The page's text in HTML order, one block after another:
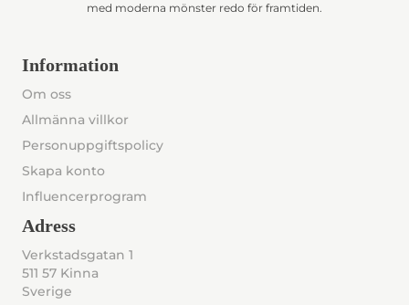
med moderna mönster redo för framtiden.
Information
Om oss
Allmänna villkor
Personuppgiftspolicy
Skapa konto
Influencerprogram
Adress
Verkstadsgatan 1
511 57 Kinna
Sverige